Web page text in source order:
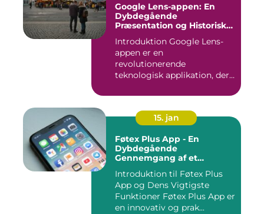
Google Lens-appen: En
Dybdegående
Præsentation og Historisk
Introduktion Google Lens-
appen er en
revolutionerende
teknologisk applikation, der
15. jan
Føtex Plus App - En
Dybdegående
Gennemgang af et
Indkøbsoplevelse
Introduktion til Føtex Plus
App og Dens Vigtigste
Funktioner Føtex Plus App er
en innovativ og prak...